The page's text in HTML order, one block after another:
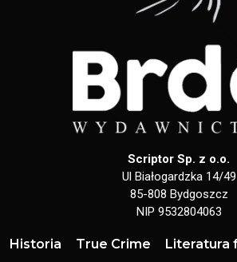
Scriptor Sp. z o.o.
Ul Białogardzka 14/49
85-808 Bydgoszcz
NIP 9532804063
Historia True Crime Literatura